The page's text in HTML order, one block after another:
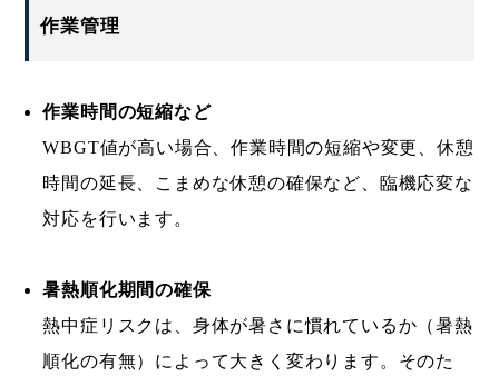
作業管理
作業時間の短縮など
WBGT値が高い場合、作業時間の短縮や変更、休憩
時間の延長、こまめな休憩の確保など、臨機応変な
対応を行います。
暑熱順化期間の確保
熱中症リスクは、身体が暑さに慣れているか（暑熱
順化の有無）によって大きく変わります。そのた